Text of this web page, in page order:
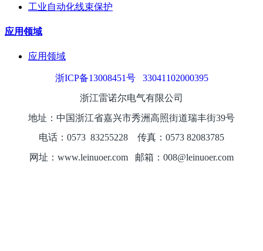
工业自动化线束保护
应用领域
应用领域
浙ICP备13008451号
33041102000395
浙江雷诺尔电气有限公司
地址：中国浙江省嘉兴市秀洲高照街道瑞丰街39号
电话：0573 83255228
传真：0573 82083785
网址：www.leinuoer.com 邮箱：008@leinuoer.com